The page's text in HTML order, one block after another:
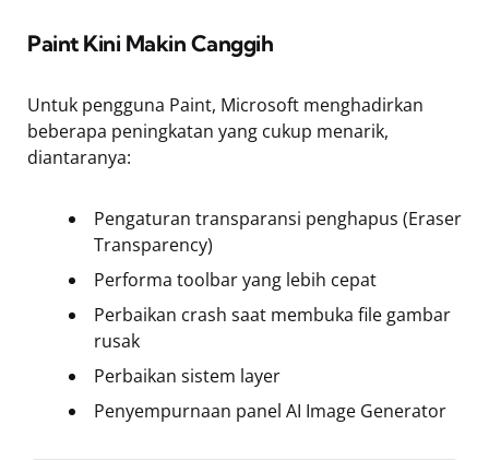
Paint Kini Makin Canggih
Untuk pengguna Paint, Microsoft menghadirkan
beberapa peningkatan yang cukup menarik,
diantaranya:
Pengaturan transparansi penghapus (Eraser
Transparency)
Performa toolbar yang lebih cepat
Perbaikan crash saat membuka file gambar
rusak
Perbaikan sistem layer
Penyempurnaan panel AI Image Generator